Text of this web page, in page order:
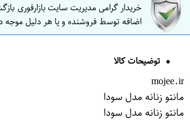
خریدار گرامی مدیریت سایت بازارفوری
اضافه توسط فروشنده و یا هر دلیل موجه
توضیحات کالا
mojee.ir
مانتو زنانه مدل سودا
مانتو زنانه مدل سودا